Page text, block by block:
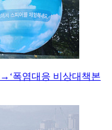
폭염대응 비상대책본